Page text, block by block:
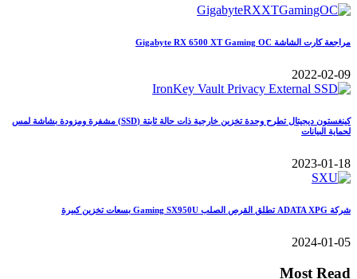
مراجعة كارت الشاشة Gigabyte RX 6500 XT Gaming OC
2022-02-09
كينغستون ديجيتال تطرح وحدة تخزين خارجية ذات حالة ثابتة (SSD) مشفرة ومزودة بشاشة لمس
لحماية البيانات
2023-01-18
شركة ADATA XPG تطلق القرص الصلب Gaming SX950U بسعات تخزين كبيرة
2024-01-05
Most Read